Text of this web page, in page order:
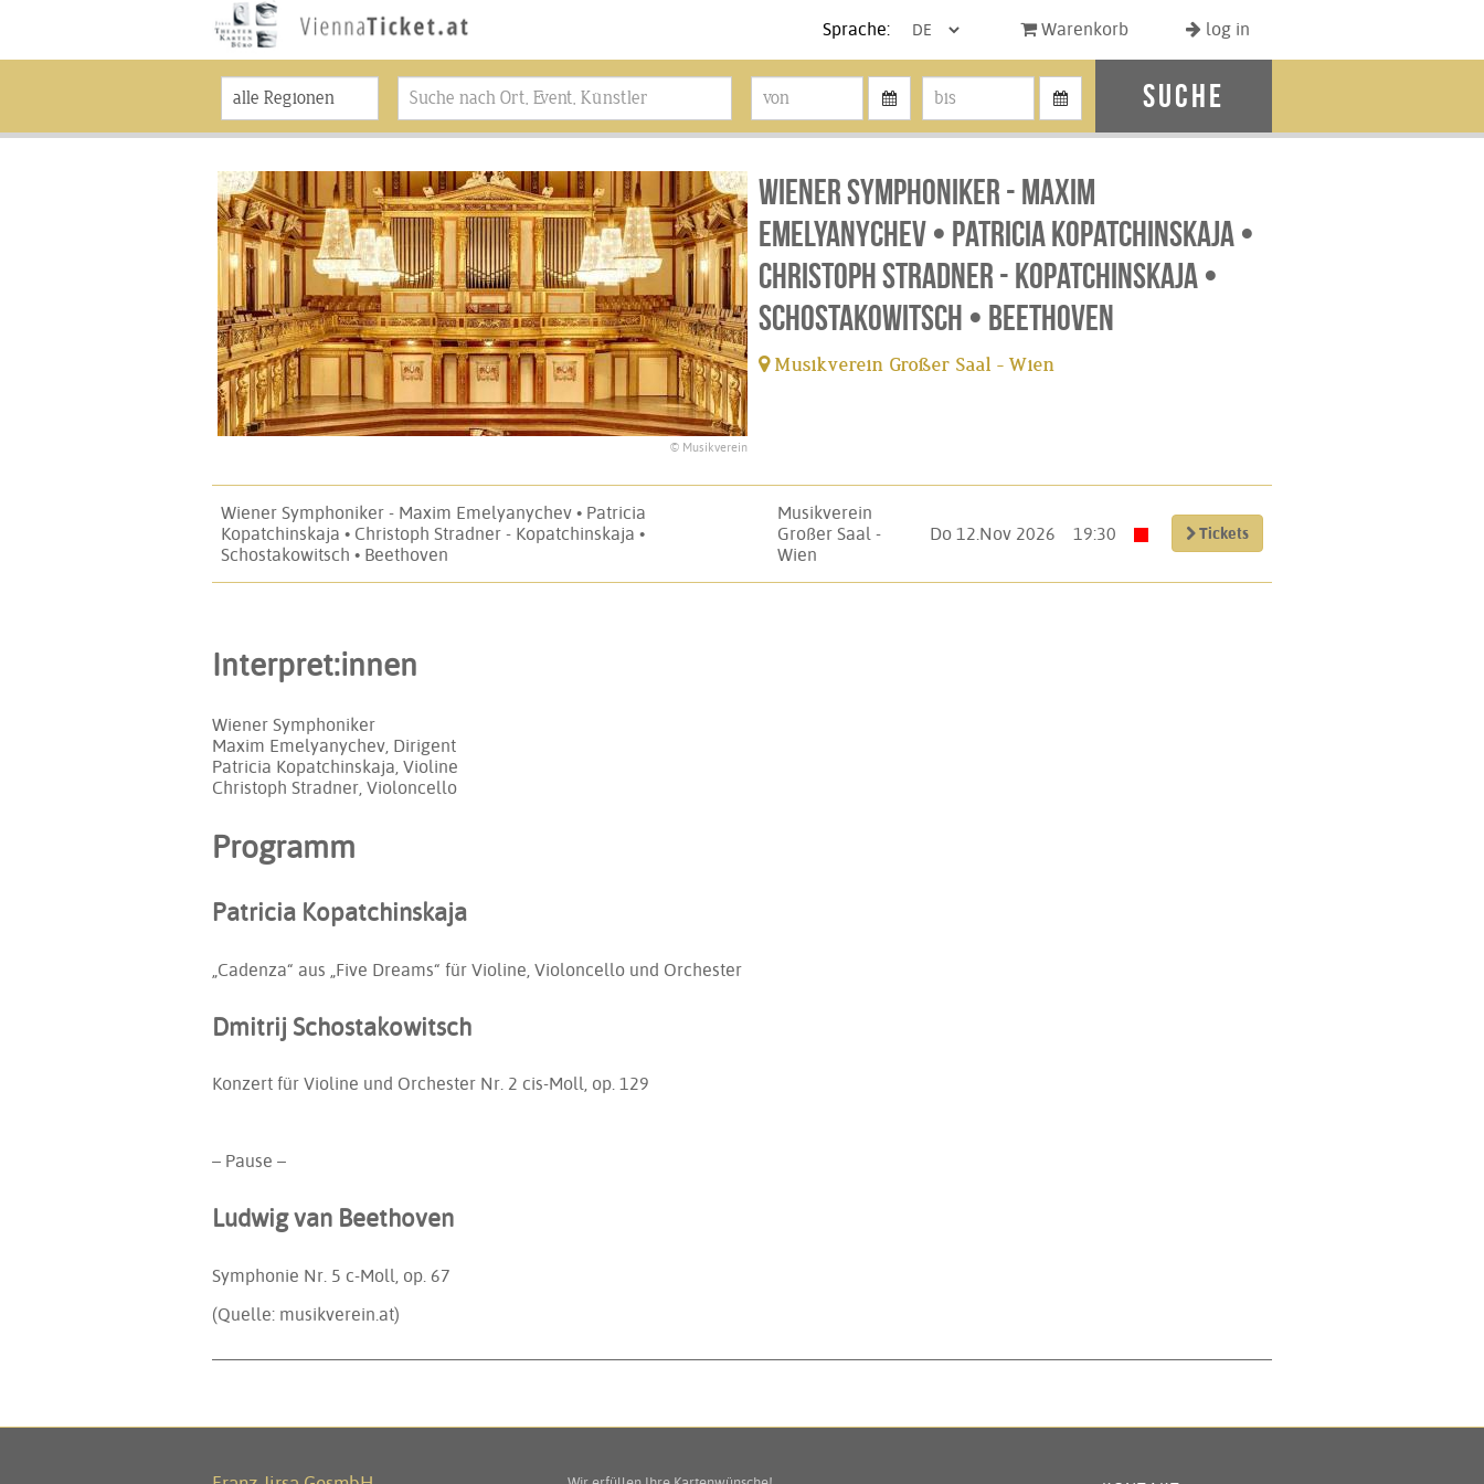
Sprache: Warenkorb log in
Suche
© Musikverein
Wiener Symphoniker - Maxim
Emelyanychev • Patricia Kopatchinskaja •
Christoph Stradner - Kopatchinskaja •
Schostakowitsch • Beethoven
Musikverein Großer Saal - Wien
Wiener Symphoniker - Maxim Emelyanychev • Patricia
Kopatchinskaja • Christoph Stradner - Kopatchinskaja •
Schostakowitsch • Beethoven
Musikverein
Großer Saal -
Wien
Do 12.Nov 2026 19:30 Tickets
Interpret:innen
Wiener Symphoniker
Maxim Emelyanychev, Dirigent
Patricia Kopatchinskaja, Violine
Christoph Stradner, Violoncello
Programm
Patricia Kopatchinskaja
„Cadenza“ aus „Five Dreams“ für Violine, Violoncello und Orchester
Dmitrij Schostakowitsch
Konzert für Violine und Orchester Nr. 2 cis-Moll, op. 129
– Pause –
Ludwig van Beethoven
Symphonie Nr. 5 c-Moll, op. 67
(Quelle: musikverein.at)